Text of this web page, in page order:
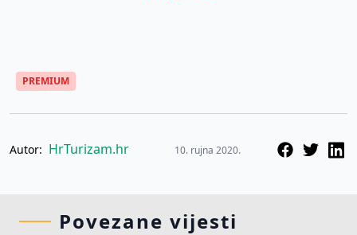
PREMIUM
Autor: HrTurizam.hr 10. rujna 2020.
Povezane vijesti